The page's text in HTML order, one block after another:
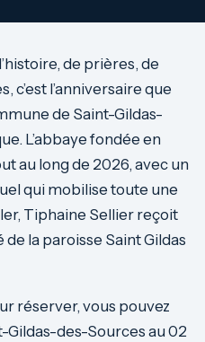
de prières, de
c’est l’anniversaire que
de Saint-Gildas-
L’abbaye fondée en
au long de 2026, avec un
qui mobilise toute une
Tiphaine Sellier reçoit
la paroisse Saint Gildas
réserver, vous pouvez
des-Sources au 02